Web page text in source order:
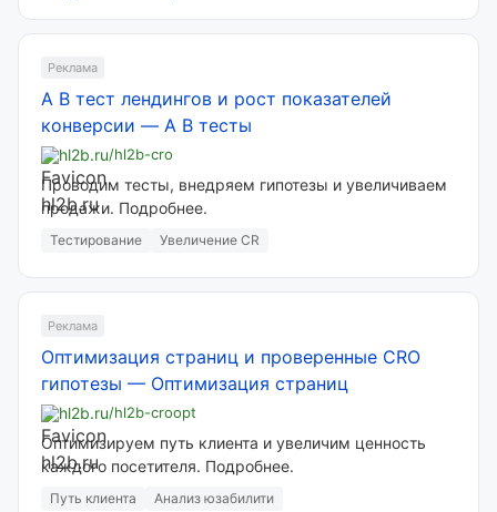
Реклама
A B тест лендингов и рост показателей
конверсии — A B тесты
hl2b.ru/hl2b-cro
Проводим тесты, внедряем гипотезы и увеличиваем
продажи. Подробнее.
Тестирование Увеличение CR
Реклама
Оптимизация страниц и проверенные CRO
гипотезы — Оптимизация страниц
hl2b.ru/hl2b-croopt
Оптимизируем путь клиента и увеличим ценность
каждого посетителя. Подробнее.
Путь клиента Анализ юзабилити